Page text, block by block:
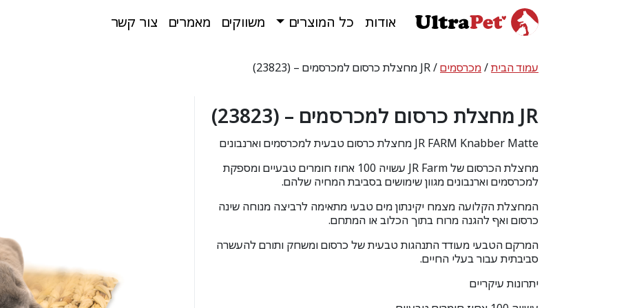
אודות כל המוצרים משווקים מאמרים צור קשר
עמוד הבית/מכרסמים/ JR מחצלת כרסום למכרסמים – (23823)
JR מחצלת כרסום למכרסמים – (23823)
JR FARM Knabber Matte מחצלת כרסום טבעית למכרסמים וארנבונים
מחצלת הכרסום שלJR Farm
עשויה 100 אחוז חומרים טבעיים ומספקת
למכרסמים וארנבונים מגוון שימושים בסביבת המחיה שלהם.
המחצלת הקלועה מצמח יקינתון מים טבעי מתאימה לרביצה מנוחה שינה
כרסום ואף להגנה מרוח בתוך הכלוב או המתחם.
המרקם הטבעי מעודד התנהגות טבעית של כרסום ומשחק ותורם להעשרה
סביבתית עבור בעלי החיים.
יתרונות עיקריים